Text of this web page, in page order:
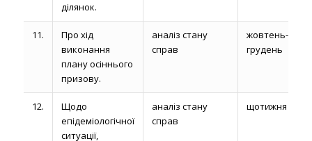
ділянок.
11.
Про хід
виконання
плану осіннього
призову.
аналіз стану
справ
жовтень-
грудень
12.
Щодо
епідеміологічної
ситуації,
аналіз стану
справ
щотижня